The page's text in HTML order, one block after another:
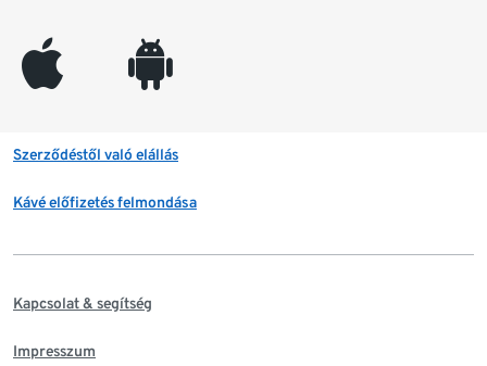
appleinc android
Szerződéstől való elállás
Kávé előfizetés felmondása
Kapcsolat & segítség
Impresszum